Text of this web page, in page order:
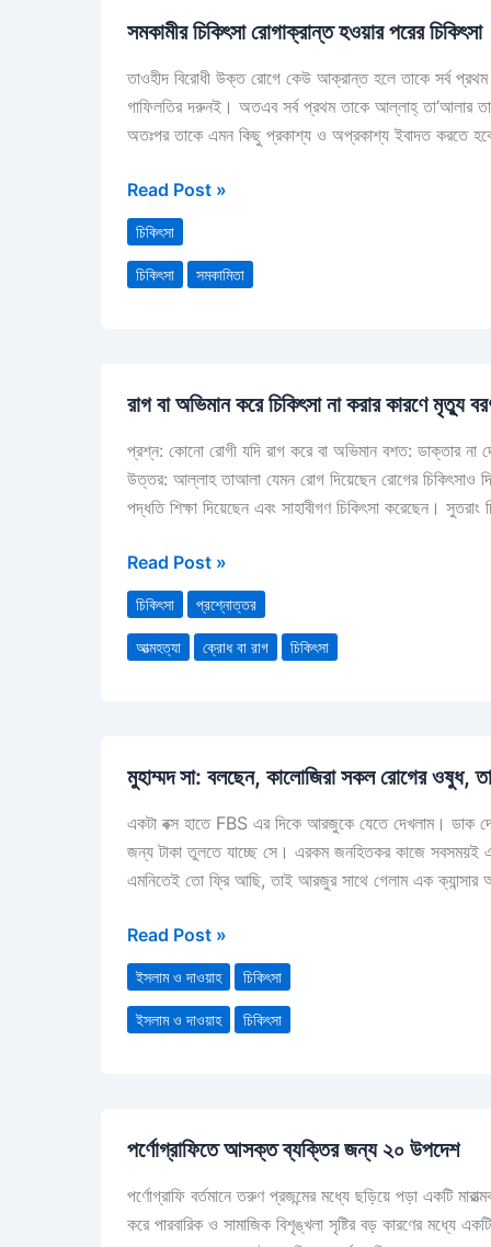
সমকামীর চিকিৎসা রোগাক্রান্ত হওয়ার পরের চিকিৎসা
তাওহীদ বিরোধী উক্ত রোগে কেউ আক্রান্ত হলে তাকে সর্ব
গাফিলতির দরুনই। অতএব সর্ব প্রথম তাকে আল্লাহ্ তা‘আলার
অতঃপর তাকে এমন কিছু প্রকাশ্য ও অপ্রকাশ্য ইবাদত করতে
চিকিৎসা
হওয়ার
পরের
চিকিৎসা
Read Post »
চিকিৎসা
চিকিৎসা সমকামিতা
রাগ বা অভিমান করে চিকিৎসা না করার কারণে মৃত্যু
প্রশ্ন: কোনো রোগী যদি রাগ করে বা অভিমান বশত: ডাক্তার না
উত্তর: আল্লাহ তাআলা যেমন রোগ দিয়েছেন রোগের চিকিৎসাও
পদ্ধতি শিক্ষা দিয়েছেন এবং সাহাবীগণ চিকিৎসা করেছেন। সুতরাং
বা
করে
চিকিৎসা
না
কারণে
মৃত্যু
বরণ
করা
Read Post »
চিকিৎসা প্রশ্নোত্তর
আত্মহত্যা ক্রোধ বা রাগ চিকিৎসা
মুহাম্মদ সা: বলছেন, কালোজিরা সকল রোগের ওষুধ,
একটা বক্স হাতে FBS এর দিকে আরজুকে যেতে দেখলাম। ডাক
জন্য টাকা তুলতে যাচ্ছে সে। এরকম জনহিতকর কাজে সবসময়ই
এমনিতেই তো ফ্রি আছি, তাই আরজুর সাথে গেলাম এক ক্যান্সার
সা:
কালোজিরা
সকল
রোগের
তাহলে
ক্যান্সারের
রোগীকে
কালোজিরা
Read Post »
ইসলাম ও দাওয়াহ চিকিৎসা
ইসলাম ও দাওয়াহ চিকিৎসা
পর্ণোগ্রাফিতে আসক্ত ব্যক্তির জন্য ২০ উপদেশ
পর্ণোগ্রাফি বর্তমানে তরুণ প্রজন্মের মধ্যে ছড়িয়ে পড়া একটি
করে পারবারিক ও সামাজিক বিশৃঙ্খলা সৃষ্টির বড় কারণের মধ্যে
আসক্ত
জন্য
২০